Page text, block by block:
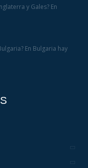
y Gales? En
En Bulgaria hay